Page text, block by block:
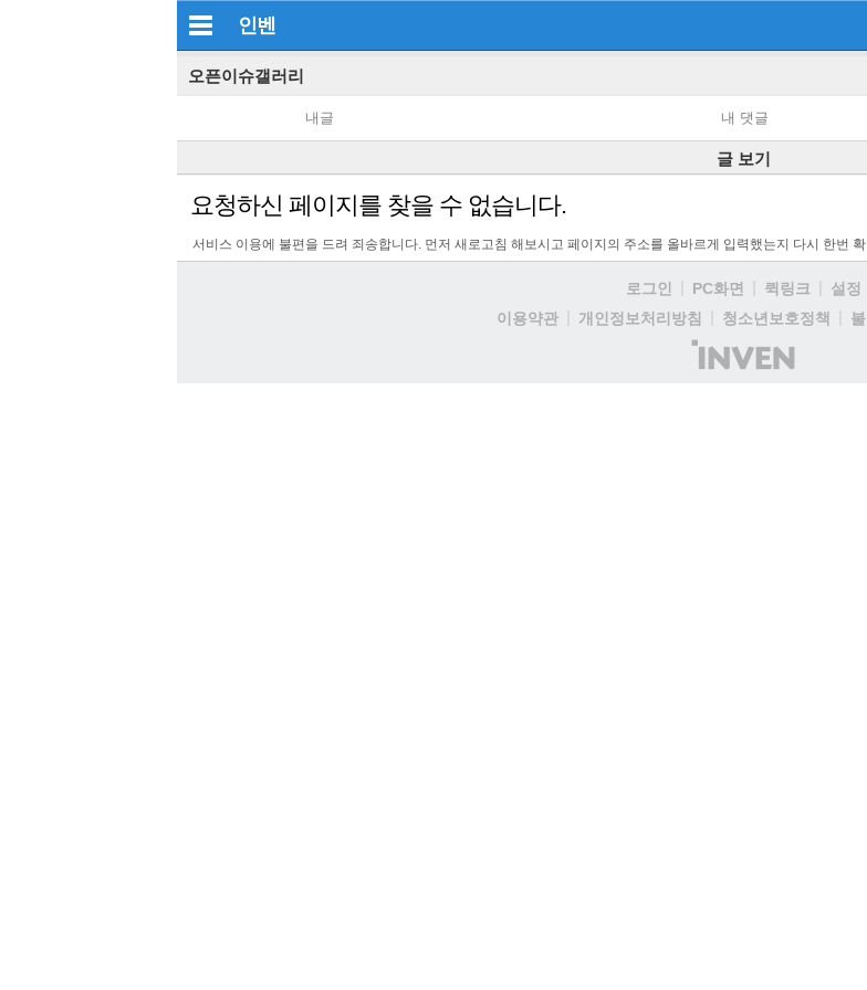
인벤
오픈이슈갤러리
내글 내 댓글
글 보기
요청하신 페이지를 찾을 수 없습니다.
서비스 이용에 불편을 드려 죄송합니다. 먼저 새로고침 해보시고 페이지의 주소를 올바르게 입력했는지 다시 한번
로그인 PC화면 퀵링크
설정
이용약관
개인정보처리방침 청소년보호정책
(주)
인